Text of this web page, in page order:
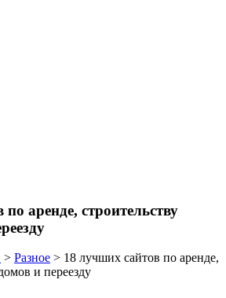
аренде, строительству
> Разное > 18 лучших сайтов по аренде,
и переезду